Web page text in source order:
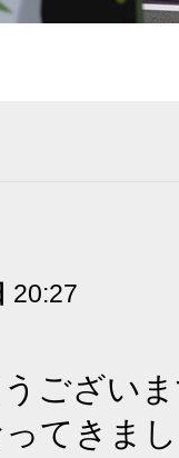
20:27
ござい
てきま